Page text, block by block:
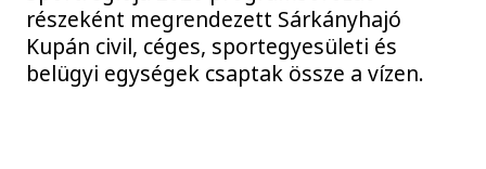
részeként megrendezett Sárkányhajó
Kupán civil, céges, sportegyesületi és
belügyi egységek csaptak össze a vízen.